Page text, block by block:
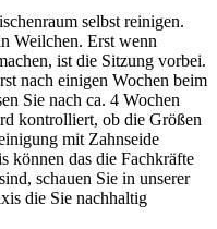
selbst reinigen.
Weilchen. Erst wenn
ist die Sitzung vorbei.
nach einigen Wochen beim
Sie nach ca. 4 Wochen
kontrolliert, ob die Größen
mit Zahnseide
können das die Fachkräfte
schauen Sie in unserer
die Sie nachhaltig